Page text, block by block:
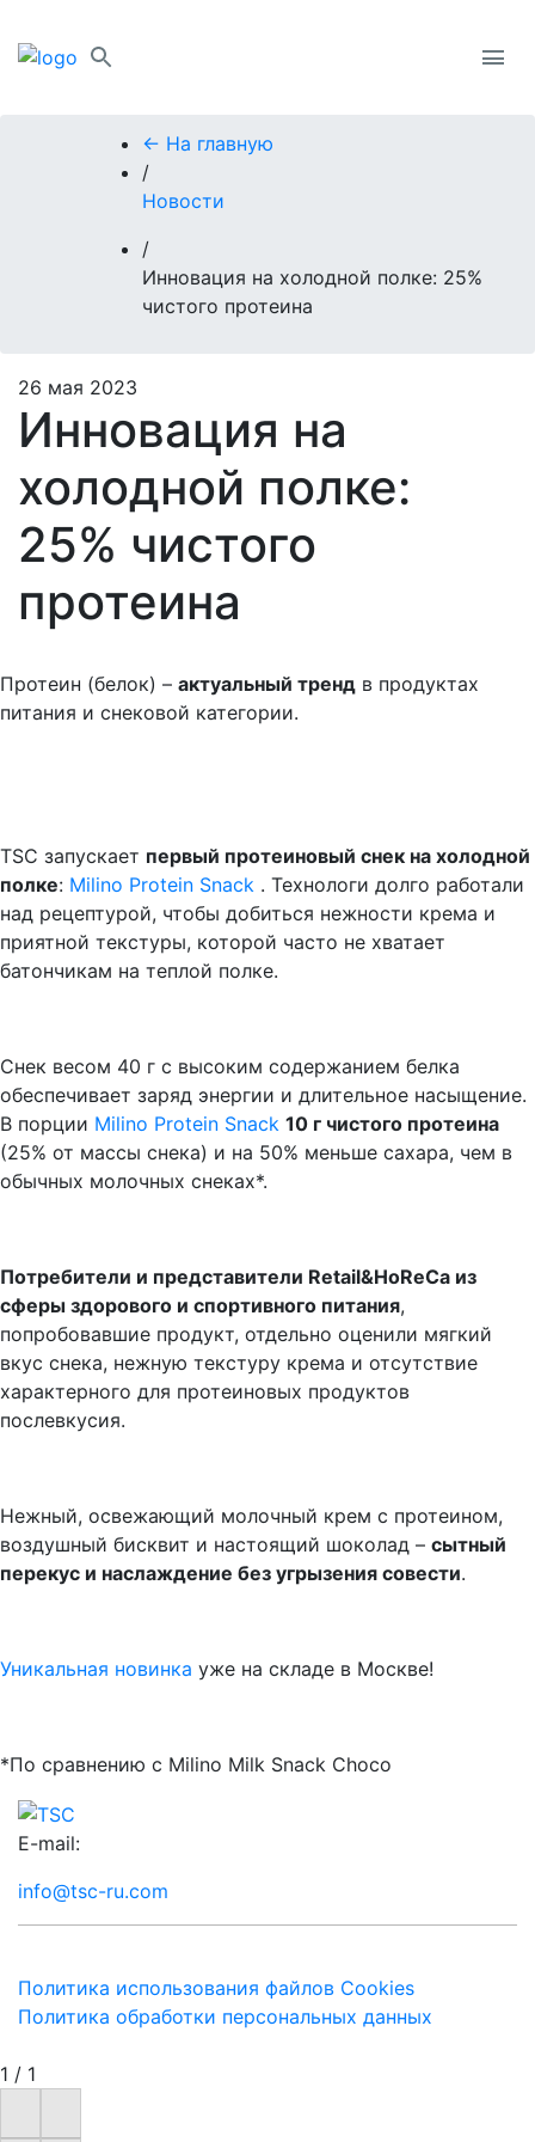
← На главную
/
Новости
/
Инновация на холодной полке: 25%
чистого протеина
26 мая 2023
Инновация на
холодной полке:
25% чистого
протеина
Протеин (белок) – актуальный тренд в продуктах
питания и снековой категории.
TSC запускает первый протеиновый снек на холодной
полке: Milino Protein Snack . Технологи долго работали
над рецептурой, чтобы добиться нежности крема и
приятной текстуры, которой часто не хватает
батончикам на теплой полке.
Снек весом 40 г с высоким содержанием белка
обеспечивает заряд энергии и длительное насыщение.
В порции Milino Protein Snack 10 г чистого протеина
(25% от массы снека) и на 50% меньше сахара, чем в
обычных молочных снеках*.
Потребители и представители Retail&HoReCa из
сферы здорового и спортивного питания,
попробовавшие продукт, отдельно оценили мягкий
вкус снека, нежную текстуру крема и отсутствие
характерного для протеиновых продуктов
послевкусия.
Нежный, освежающий молочный крем с протеином,
воздушный бисквит и настоящий шоколад – сытный
перекус и наслаждение без угрызения совести.
Уникальная новинка уже на складе в Москве!
*По сравнению с Milino Milk Snack Choco
E-mail:
info@tsc-ru.com
Политика использования файлов Cookies
Политика обработки персональных данных
1 / 1